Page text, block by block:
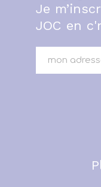
Je
JOC en